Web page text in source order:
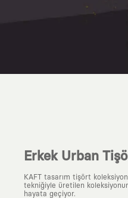
Erkek Urban
KAFT tasarım tişört
tekniğiyle üretilen
hayata geçiyor.